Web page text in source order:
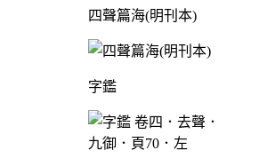
四聲篇海(明刊本)
字鑑